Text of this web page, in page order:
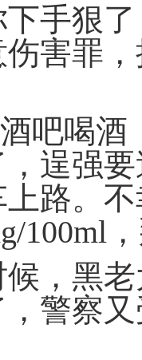
手狠
害罪
吧喝
逞强
路。
100ml
，黑
警察